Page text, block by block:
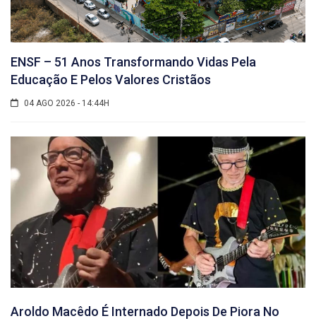
ENSF – 51 Anos Transformando Vidas Pela
Educação E Pelos Valores Cristãos
04 AGO 2026 - 14:44H
Aroldo Macêdo É Internado Depois De Piora No